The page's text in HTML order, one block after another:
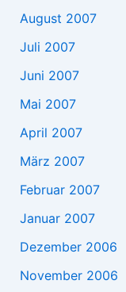
August 2007
Juli 2007
Juni 2007
Mai 2007
April 2007
März 2007
Februar 2007
Januar 2007
Dezember 2006
November 2006